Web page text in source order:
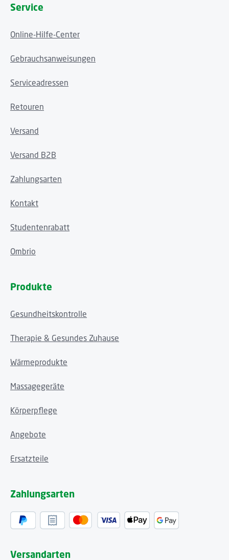
Service
Online-Hilfe-Center
Gebrauchsanweisungen
Serviceadressen
Retouren
Versand
Versand B2B
Zahlungsarten
Kontakt
Studentenrabatt
Ombrio
Produkte
Gesundheitskontrolle
Therapie & Gesundes Zuhause
Wärmeprodukte
Massagegeräte
Körperpflege
Angebote
Ersatzteile
Zahlungsarten
Versandarten